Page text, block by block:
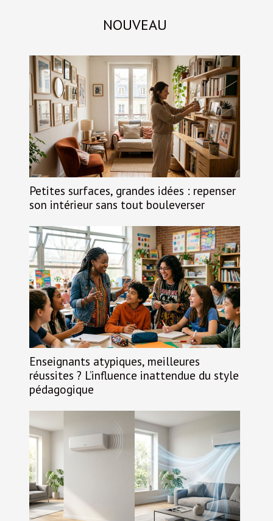
NOUVEAU
Petites surfaces, grandes idées : repenser
son intérieur sans tout bouleverser
Enseignants atypiques, meilleures
réussites ? L’influence inattendue du style
pédagogique